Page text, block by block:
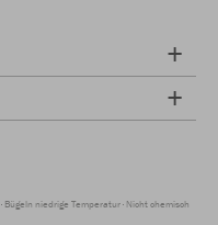
Bügeln niedrige Temperatur Nicht chemisch